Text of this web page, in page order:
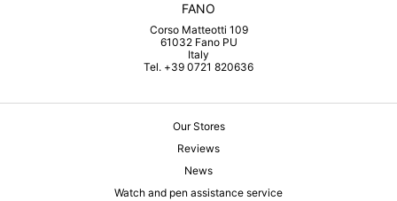
FANO
Corso Matteotti 109
61032 Fano PU
Italy
Tel. +39 0721 820636
Our Stores
Reviews
News
Watch and pen assistance service